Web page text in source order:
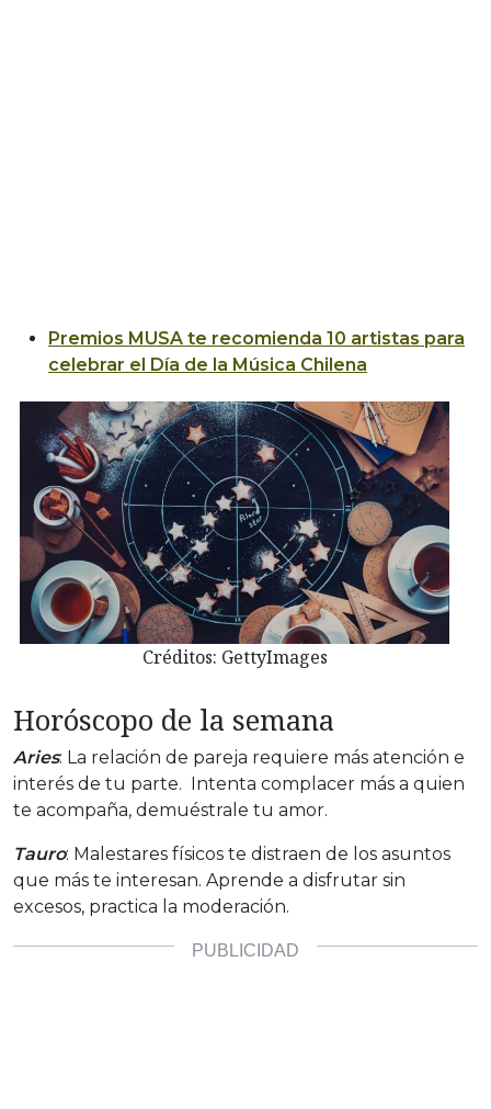
Premios MUSA te recomienda 10 artistas para
celebrar el Día de la Música Chilena
Créditos: GettyImages
Horóscopo de la semana
Aries: La relación de pareja requiere más atención e
interés de tu parte. Intenta complacer más a quien
te acompaña, demuéstrale tu amor.
Tauro: Malestares físicos te distraen de los asuntos
que más te interesan. Aprende a disfrutar sin
excesos, practica la moderación.